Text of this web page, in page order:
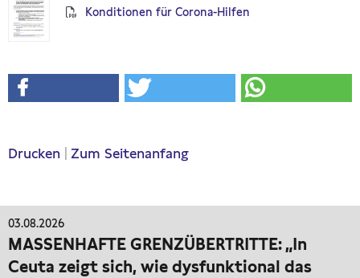
Konditionen für Corona-Hilfen
Drucken Zum Seitenanfang
03.08.2026
MASSENHAFTE GRENZÜBERTRITTE: „In
Ceuta zeigt sich, wie dysfunktional das